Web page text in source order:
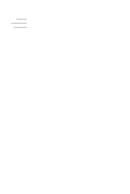
Off-Canvas Toggle